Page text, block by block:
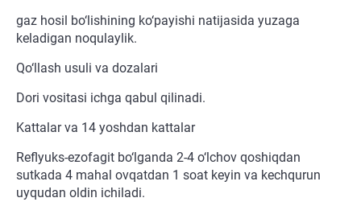
gaz hosil bo‘lishining ko‘payishi natijasida yuzaga
keladigan noqulaylik.
Qo‘llash usuli va dozalari
Dori vositasi ichga qabul qilinadi.
Kattalar va 14 yoshdan kattalar
Reflyuks-ezofagit bo‘lganda 2-4 o‘lchov qoshiqdan
sutkada 4 mahal ovqatdan 1 soat keyin va kechqurun
uyqudan oldin ichiladi.